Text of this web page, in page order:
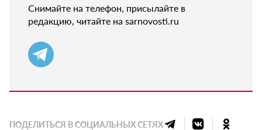
Снимайте на телефон, присылайте в
редакцию, читайте на sarnovosti.ru
ПОДЕЛИТЬСЯ В СОЦИАЛЬНЫХ СЕТЯХ